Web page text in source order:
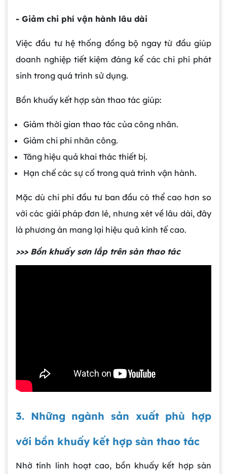
- Giảm chi phí vận hành lâu dài
Việc đầu tư hệ thống đồng bộ ngay từ đầu giúp
doanh nghiệp tiết kiệm đáng kể các chi phí phát
sinh trong quá trình sử dụng.
Bồn khuấy kết hợp sàn thao tác giúp:
Giảm thời gian thao tác của công nhân.
Giảm chi phí nhân công.
Tăng hiệu quả khai thác thiết bị.
Hạn chế các sự cố trong quá trình vận hành.
Mặc dù chi phí đầu tư ban đầu có thể cao hơn so
với các giải pháp đơn lẻ, nhưng xét về lâu dài, đây
là phương án mang lại hiệu quả kinh tế cao.
>>> Bồn khuấy sơn lắp trên sàn thao tác
3. Những ngành sản xuất phù hợp
với bồn khuấy kết hợp sàn thao tác
Nhờ tính linh hoạt cao, bồn khuấy kết hợp sàn